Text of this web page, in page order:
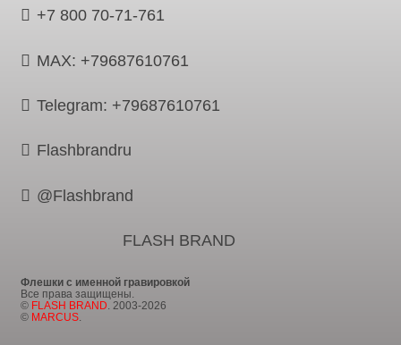
+7 800 70-71-761
MAX: +79687610761
Telegram: +79687610761
Flashbrandru
@Flashbrand
FLASH BRAND
Флешки с именной гравировкой
Все права защищены.
© FLASH BRAND . 2003-2026
© MARCUS.